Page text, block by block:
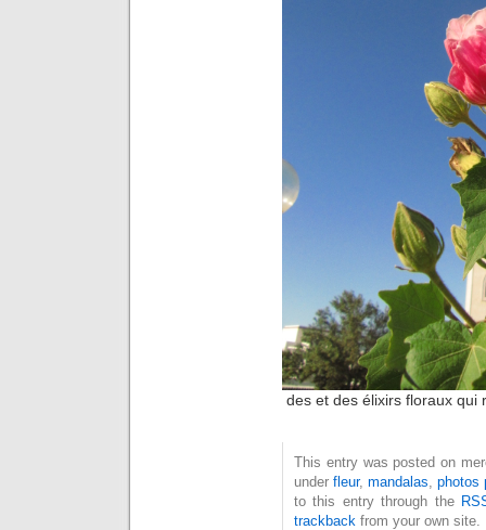
des et des élixirs floraux qui
This entry was posted on
under fleur, mandalas photos
to this entry through the
trackback from your own site.